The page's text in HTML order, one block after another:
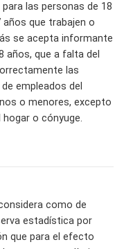
las personas de 18
años que trabajen o
se acepta informante
años, que a falta del
las
empleados del
o menores, excepto
o cónyuge.
como de
estadística por
que para el efecto